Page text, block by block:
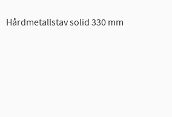
Hårdmetallstav solid 330 mm